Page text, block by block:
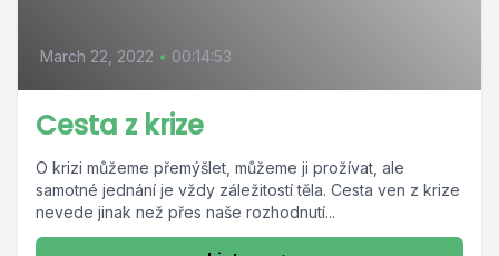
March 22, 2022 • 00:14:53
Cesta z krize
O krizi můžeme přemýšlet, můžeme ji prožívat, ale
samotné jednání je vždy záležitostí těla. Cesta ven z krize
nevede jinak než přes naše rozhodnutí...